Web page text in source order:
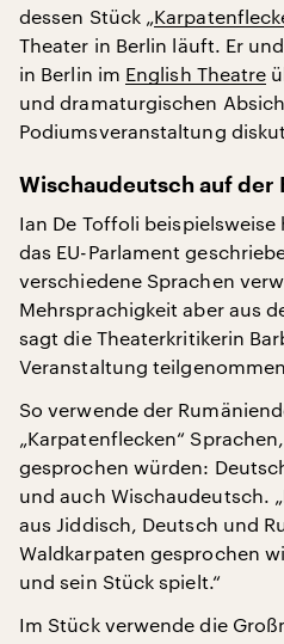
dessen Stück „
Theater in Berlin läuft. Er
in Berlin im English Theatre
und dramaturgischen
Podiumsveranstaltung
Wischaudeutsch auf der
Ian De Toffoli
das EU-Parlament
verschiedene Sprachen
Mehrsprachigkeit aber aus
sagt die Theaterkritikerin
Veranstaltung
So verwende der
„Karpatenflecken“
gesprochen würden:
und auch Wischaudeutsch.
aus Jiddisch, Deutsch und
Waldkarpaten gesprochen
und sein Stück spielt.“
Im Stück verwende die